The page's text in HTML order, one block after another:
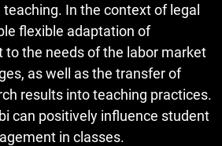
In the context of legal
flexible adaptation of
to the needs of the labor market
as well as the transfer of
results into teaching practices.
can positively influence student
in classes.